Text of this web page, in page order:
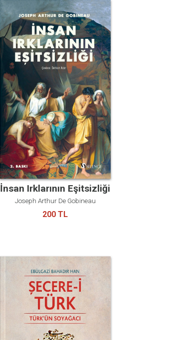
İnsan Irklarının Eşitsizliği
Joseph Arthur De Gobineau
200 TL